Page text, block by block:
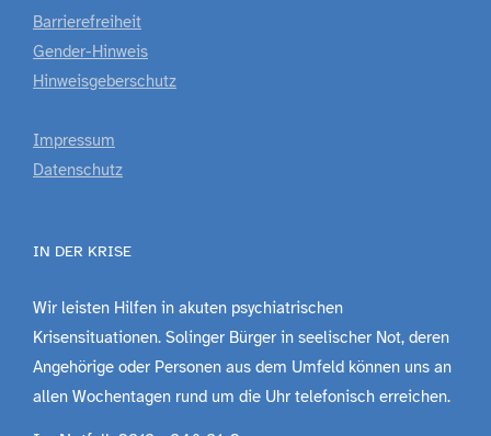
Barrierefreiheit
Gender-Hinweis
Hinweisgeberschutz
Impressum
Datenschutz
IN DER KRISE
Wir leisten Hilfen in akuten psychiatrischen
Krisensituationen. Solinger Bürger in seelischer Not, deren
Angehörige oder Personen aus dem Umfeld können uns an
allen Wochentagen rund um die Uhr telefonisch erreichen.